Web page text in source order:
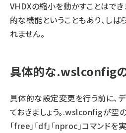
VHDXの縮小を動かすことはでき
的な機能ということもあり、し
れません。
具体的な.wslconfig
具体的な設定変更を行う前に、
ておきましょう。.wslconfigが空
「free」「df」「nproc」コマンド